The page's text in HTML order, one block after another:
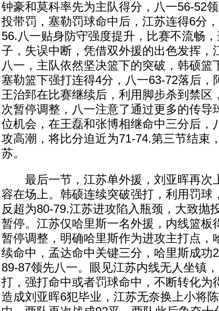
钟豪和莫科率先为主队得分，八一56-52
投带罚，塞勒罚球命中后，江苏连得6分
56.八一贴身防守强度提升，比赛不流畅
子，失误中断，凭借双外援的出色发挥，
八一，主队依然坚决篮下的突破，韩硕篮
塞勒篮下强打连得4分，八一63-72落后，
王治郅在比赛继续后，利用脚步杀到禁区
次暂停调整，八一注意了通过更多的传导
位机会，在王磊和张博相继命中三分后，
攻高潮，将比分迫近为71-74.第三节结束
苏。
最后一节，江苏单外援，刘亚晖再次
容在场上。韩硕连续突破强打，利用罚球
反超为80-79.江苏进攻陷入瓶颈，大致抛
暂停。江苏仅哈里斯一名外援，内线篮板
暂停调整，明确哈里斯作为进攻主打点，
续命中，孟达命中关键三分，哈里斯成功
89-87领先八一。眼见江苏内线无人坐镇
打，强打命中或者罚球命中，不断转化为
造成刘亚晖6犯毕业，江苏无奈换上小将